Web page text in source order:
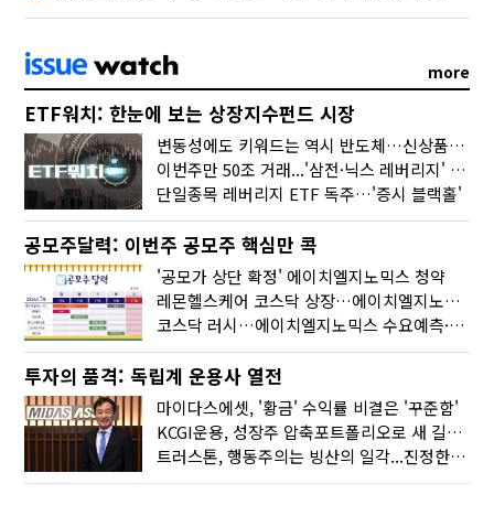
more
ETF워치: 한눈에 보는 상장지수펀드 시장
변동성에도 키워드는 역시 반도체…신상품은 우주·방산
이번주만 50조 거래...'삼전·닉스 레버리지' 수익률은 -30%
단일종목 레버리지 ETF 독주…'증시 블랙홀'
공모주달력: 이번주 공모주 핵심만 콕
'공모가 상단 확정' 에이치엘지노믹스 청약
레몬헬스케어 코스닥 상장…에이치엘지노믹스 수요예측
코스닥 러시…에이치엘지노믹스 수요예측·레메디 청약
투자의 품격: 독립계 운용사 열전
마이다스에셋, '황금' 수익률 비결은 '꾸준함'
KCGI운용, 성장주 압축포트폴리오로 새 길을 그리다
트러스톤, 행동주의는 빙산의 일각...진정한 힘은 '주식형 강자'